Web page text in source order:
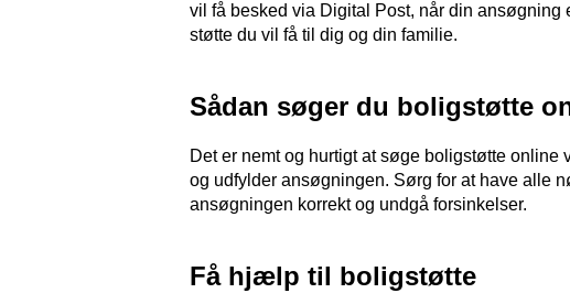
vil få besked via Digital Post, når din
støtte du vil få til dig og din familie.
Sådan søger du boligstøtte
Det er nemt og hurtigt at søge boligstøtte
og udfylder ansøgningen. Sørg for at have alle
ansøgningen korrekt og undgå forsinkelser.
Få hjælp til boligstøtte